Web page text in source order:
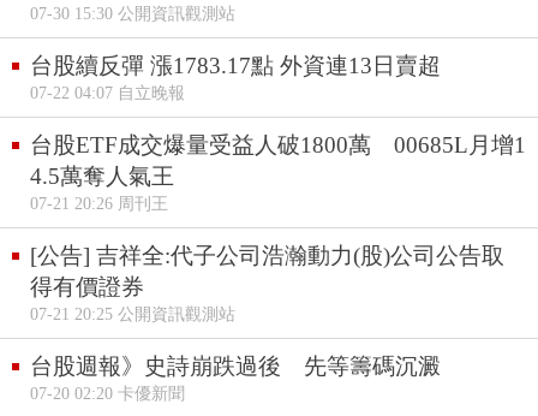
07-30 15:30 公開資訊觀測站
台股續反彈 漲1783.17點 外資連13日賣超
07-22 04:07 自立晚報
台股ETF成交爆量受益人破1800萬 00685L月增1
4.5萬奪人氣王
07-21 20:26 周刊王
[公告] 吉祥全:代子公司浩瀚動力(股)公司公告取
得有價證券
07-21 20:25 公開資訊觀測站
台股週報》史詩崩跌過後 先等籌碼沉澱
07-20 02:20 卡優新聞